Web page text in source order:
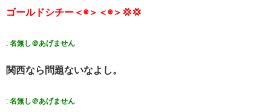
ゴールドシチー＜◉＞＜◉＞💢💢
: 名無し＠あげません
関西なら問題ないなよし。
: 名無し＠あげません